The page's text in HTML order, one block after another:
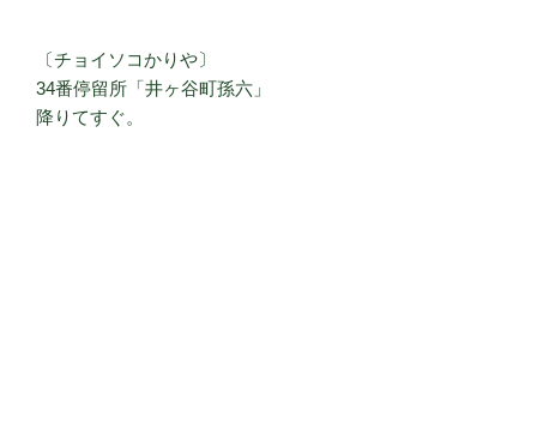
〔チョイソコかりや〕
34番停留所「井ヶ谷町孫六」
降りてすぐ。